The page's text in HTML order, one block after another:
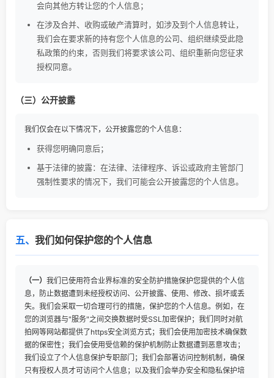
会向其他方转让您的个人信息；
在涉及合并、收购或破产清算时，如涉及到个人信息转让，
我们会在要求新的持有您个人信息的公司、组织继续受此隐
私政策的约束，否则我们将要求该公司、组织重新向您征求
授权同意。
（三）公开披露
我们仅会在以下情况下，公开披露您的个人信息：
获得您明确同意后；
基于法律的披露：在法律、法律程序、诉讼或政府主管部门
强制性要求的情况下，我们可能会公开披露您的个人信息。
五、 我们如何保护您的个人信息
（一） 我们已使用符合业界标准的安全防护措施保护您提供的个人信
息，防止数据遭到未经授权访问、公开披露、使用、修改、损坏或丢
失。我们会采取一切合理可行的措施，保护您的个人信息。例如，在
您的浏览器与"服务"之间交换数据时受SSL加密保护；我们同时对航
拍网等网站都提供了https安全浏览方式；我们会使用加密技术确保数
据的保密性；我们会使用受信赖的保护机制防止数据遭到恶意攻击；
我们设立了个人信息保护专职部门；我们会部署访问控制机制，确保
只有授权人员才可访问个人信息；以及我们会举办安全和隐私保护培